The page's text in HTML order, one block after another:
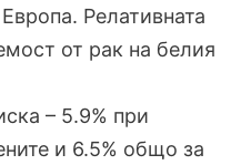
Релативната
от рак на белия
– 5.9% при
и 6.5% общо за